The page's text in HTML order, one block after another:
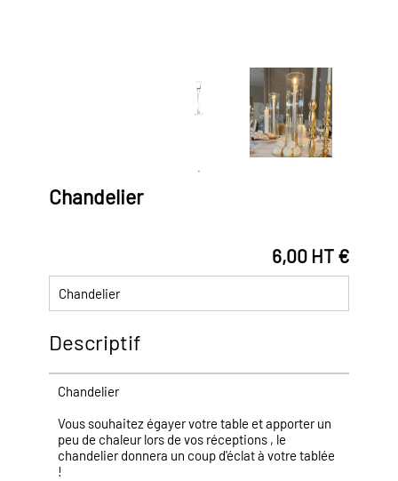
Chandelier
6,00 HT €
Chandelier
Descriptif
Chandelier
Vous souhaitez égayer votre table et apporter un
peu de chaleur lors de vos réceptions , le
chandelier donnera un coup d'éclat à votre tablée
!